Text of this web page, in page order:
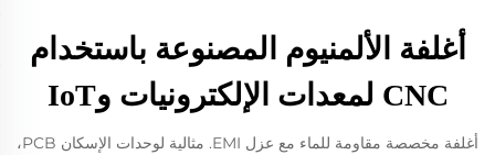
أغلفة الألمنيوم المصنوعة باستخدام
CNC لمعدات الإلكترونيات وIoT
أغلفة مخصصة مقاومة للماء مع عزل EMI. مثالية لوحدات الإسكان PCB،